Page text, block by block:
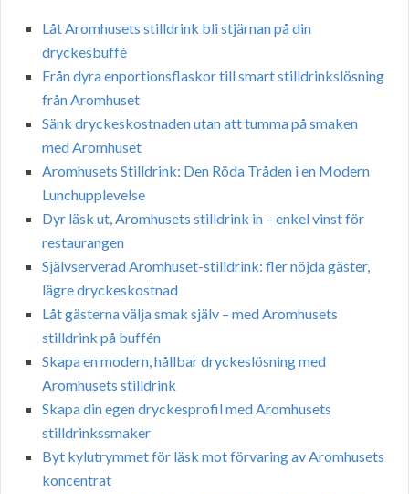
Låt Aromhusets stilldrink bli stjärnan på din
dryckesbuffé
Från dyra enportionsflaskor till smart stilldrinkslösning
från Aromhuset
Sänk dryckeskostnaden utan att tumma på smaken
med Aromhuset
Aromhusets Stilldrink: Den Röda Tråden i en Modern
Lunchupplevelse
Dyr läsk ut, Aromhusets stilldrink in – enkel vinst för
restaurangen
Självserverad Aromhuset-stilldrink: fler nöjda gäster,
lägre dryckeskostnad
Låt gästerna välja smak själv – med Aromhusets
stilldrink på buffén
Skapa en modern, hållbar dryckeslösning med
Aromhusets stilldrink
Skapa din egen dryckesprofil med Aromhusets
stilldrinkssmaker
Byt kylutrymmet för läsk mot förvaring av Aromhusets
koncentrat